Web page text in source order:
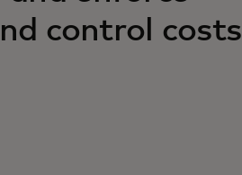
control costs